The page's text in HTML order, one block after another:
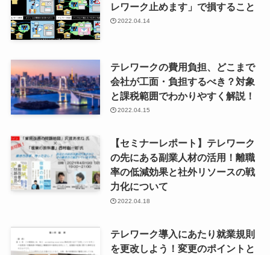
レワーク止めます」で損すること
2022.04.14
テレワークの費用負担、どこまで
会社が工面・負担するべき？対象
と課税範囲でわかりやすく解説！
2022.04.15
【セミナーレポート】テレワーク
の先にある副業人材の活用！離職
率の低減効果と社外リソースの戦
力化について
2022.04.18
テレワーク導入にあたり就業規則
を更改しよう！変更のポイントと